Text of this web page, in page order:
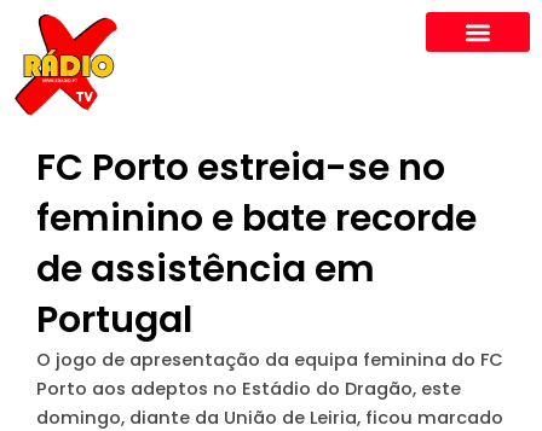
content
FC Porto estreia-se no
feminino e bate recorde
de assistência em
Portugal
O jogo de apresentação da equipa feminina do FC
Porto aos adeptos no Estádio do Dragão, este
domingo, diante da União de Leiria, ficou marcado